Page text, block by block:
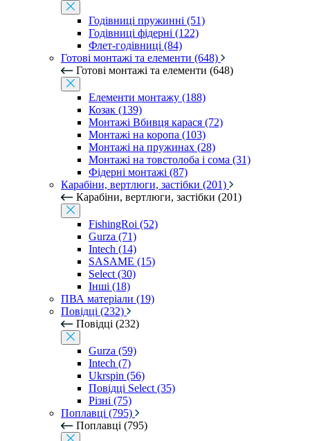
Годівниці пружинні (51)
Годівниці фідерні (122)
Флет-годівниці (84)
Готові монтажі та елементи (648)
Готові монтажі та елементи (648)
Елементи монтажу (188)
Козак (139)
Монтажі Вбивця карася (72)
Монтажі на коропа (103)
Монтажі на пружинах (28)
Монтажі на товстолоба і сома (31)
Фідерні монтажі (87)
Карабіни, вертлюги, застібки (201)
Карабіни, вертлюги, застібки (201)
FishingRoi (52)
Gurza (71)
Intech (14)
SASAME (15)
Select (30)
Інші (18)
ПВА матеріали (19)
Повідці (232)
Повідці (232)
Gurza (59)
Intech (7)
Ukrspin (56)
Повідці Select (35)
Різні (75)
Поплавці (795)
Поплавці (795)